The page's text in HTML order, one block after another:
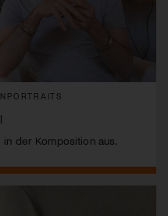
der Komposition aus.